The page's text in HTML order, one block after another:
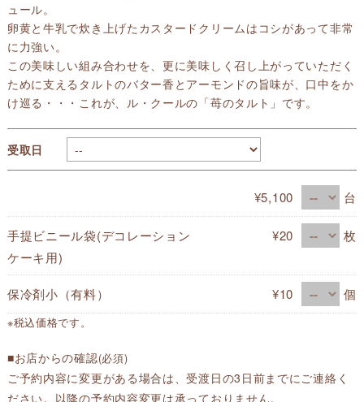
ュール。
卵黄と牛乳で炊き上げたカスタードクリームはコシがあって非常
に力強い。
この美味しい組み合わせを、更に美味しく召し上がっていただく
ために支えるタルトのバター香とアーモンドの旨味が、口中をか
け巡る・・・これが、ル・クールの「苺のタルト」です。
受取日
¥5,100 台
手提ビニール袋(デコレーション
ケーキ用)
¥20 枚
保冷剤小（有料） ¥10 個
※税込価格です。
■お店からの確認(必須)
ご予約内容に変更がある場合は、受渡日の3日前までにご連絡く
ださい。以降の予約内容変更は承っておりません。